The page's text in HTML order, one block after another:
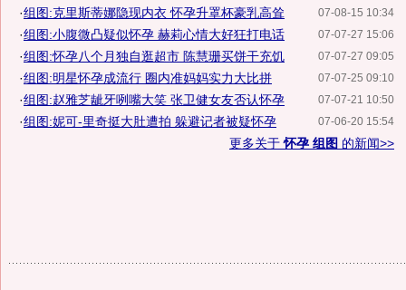
07-08-15 10:34
·组图:克里斯蒂娜隐现内衣 怀孕升罩杯豪乳高耸
07-07-27 15:06
·组图:小腹微凸疑似怀孕 赫莉心情大好狂打电话
07-07-27 09:05
·组图:怀孕八个月独自逛超市 陈慧珊买饼干充饥
07-07-25 09:10
·组图:明星怀孕成流行 圈内准妈妈实力大比拼
07-07-21 10:50
·组图:赵雅芝龇牙咧嘴大笑 张卫健女友否认怀孕
07-06-20 15:54
·组图:妮可-里奇挺大肚遭拍 躲避记者被疑怀孕
更多关于怀孕 组图 的新闻>>